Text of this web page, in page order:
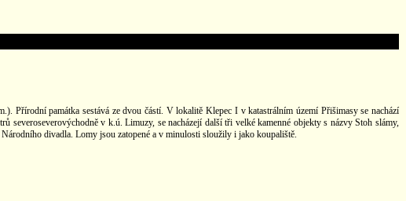
Přírodní památka sestává ze dvou částí. V lokalitě Klepec I v katastrálním území Přišimasy se nachází
v k.ú. Limuzy, se nacházejí další tři velké kamenné objekty s názvy Stoh slámy,
divadla. Lomy jsou zatopené a v minulosti sloužily i jako koupaliště.